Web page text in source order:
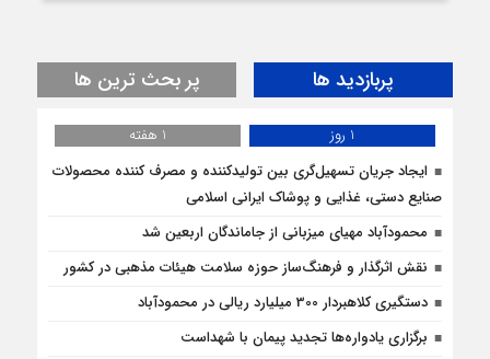
پربازدید ها پر بحث ترین ها
1 روز
1 هفته
ایجاد جریان تسهیل‌گری بین تولیدکننده و مصرف کننده محصولات
صنایع دستی، غذایی و پوشاک ایرانی اسلامی
محمودآباد مهیای میزبانی از جاماندگان اربعین شد
نقش اثرگذار و فرهنگ‌ساز حوزه سلامت هیئات مذهبی در کشور
دستگیری کلاهبردار 300 میلیارد ریالی در محمودآباد
برگزاری یادواره‌ها تجدید پیمان با شهداست